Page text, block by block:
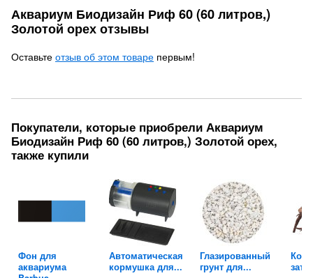
Аквариум Биодизайн Риф 60 (60 литров,)
Золотой орех отзывы
Оставьте отзыв об этом товаре первым!
Покупатели, которые приобрели Аквариум
Биодизайн Риф 60 (60 литров,) Золотой орех,
также купили
Фон для
аквариума
Автоматическая
кормушка для...
Глазированный
грунт для...